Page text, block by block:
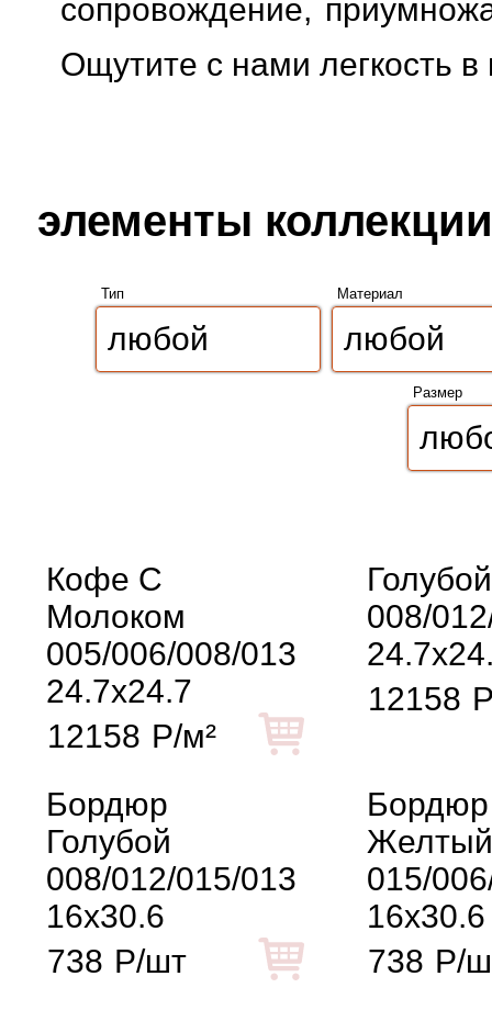
сопровождение,
Ощутите с нами легкость
элементы
Тип Материал
Размер
Кофе С
Молоком
005/006/008/013
24.7x24.7
12158 Р/м²
Голубой
008/
12158
Бордюр
Голубой
008/012/015/013
16x30.6
738 Р/шт
Бордюр
Желтый
015/
16x30.6
738 Р/